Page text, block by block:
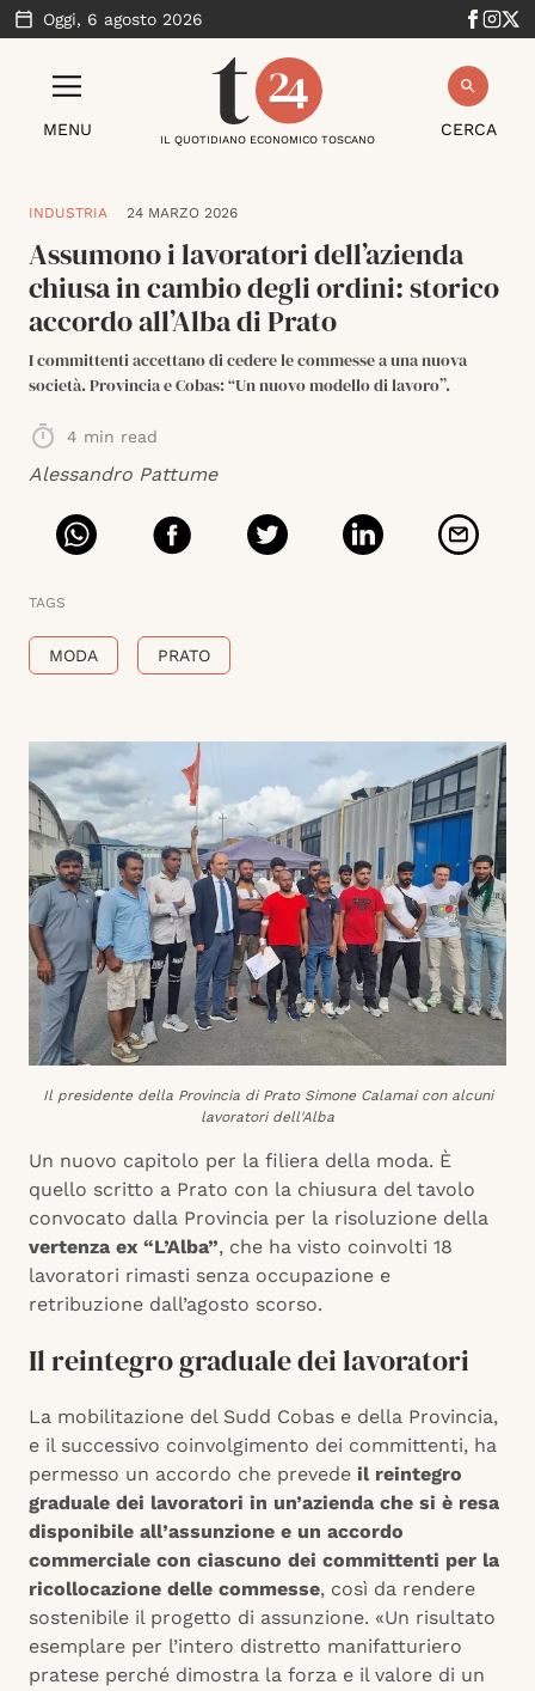
Oggi, 6 agosto 2026
MENU CERCA
IL QUOTIDIANO ECONOMICO TOSCANO
INDUSTRIA 24 MARZO 2026
Assumono i lavoratori dell’azienda
chiusa in cambio degli ordini: storico
accordo all’Alba di Prato
I committenti accettano di cedere le commesse a una nuova
società. Provincia e Cobas: “Un nuovo modello di lavoro”.
4 min read
Alessandro Pattume
TAGS
MODA PRATO
Il presidente della Provincia di Prato Simone Calamai con alcuni
lavoratori dell'Alba
Un nuovo capitolo per la filiera della moda. È
quello scritto a Prato con la chiusura del tavolo
convocato dalla Provincia per la risoluzione della
vertenza ex “L’Alba”, che ha visto coinvolti 18
lavoratori rimasti senza occupazione e
retribuzione dall’agosto scorso.
Il reintegro graduale dei lavoratori
La mobilitazione del Sudd Cobas e della Provincia,
e il successivo coinvolgimento dei committenti, ha
permesso un accordo che prevede il reintegro
graduale dei lavoratori in un’azienda che si è resa
disponibile all’assunzione e un accordo
commerciale con ciascuno dei committenti per la
ricollocazione delle commesse, così da rendere
sostenibile il progetto di assunzione. «Un risultato
esemplare per l’intero distretto manifatturiero
pratese perché dimostra la forza e il valore di un